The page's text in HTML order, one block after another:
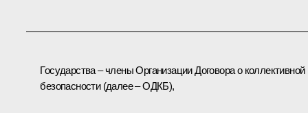
Государства – члены Организации Договора о коллективной
безопасности (далее – ОДКБ),